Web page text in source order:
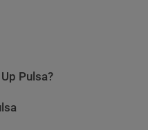
Pulsa?